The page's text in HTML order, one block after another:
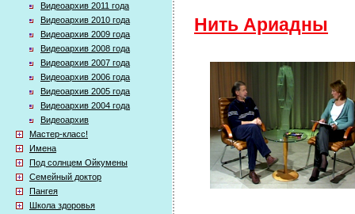
Видеоархив 2011 года
Видеоархив 2010 года
Видеоархив 2009 года
Видеоархив 2008 года
Видеоархив 2007 года
Видеоархив 2006 года
Видеоархив 2005 года
Видеоархив 2004 года
Видеоархив
Мастер-класс!
Имена
Под солнцем Ойкумены
Семейный доктор
Пангея
Школа здоровья
Нить Ариадны